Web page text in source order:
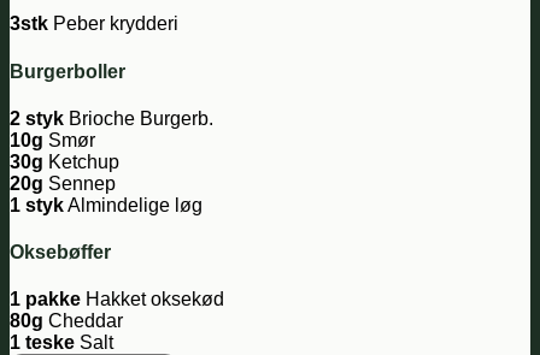
3stk Peber krydderi
Burgerboller
2 styk Brioche Burgerb.
10g Smør
30g Ketchup
20g Sennep
1 stykAlmindelige løg
Oksebøffer
1 pakke Hakket oksekød
80g Cheddar
1 teske Salt